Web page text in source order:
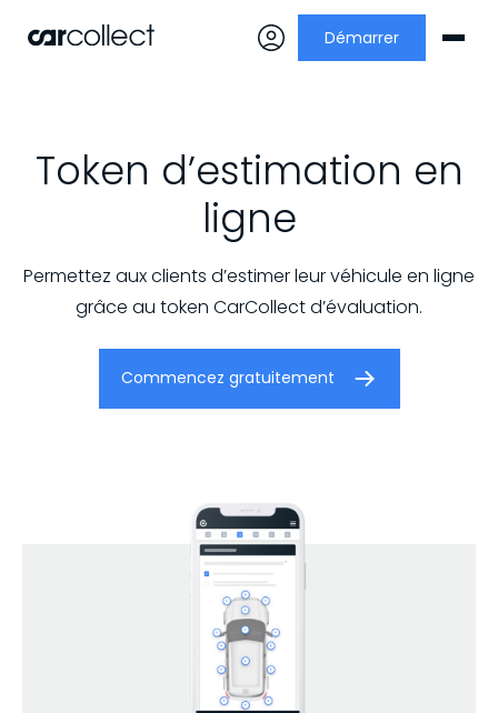
Démarrer
Token d’estimation en
ligne
Permettez aux clients d’estimer leur véhicule en ligne
grâce au token CarCollect d’évaluation.
Commencez gratuitement